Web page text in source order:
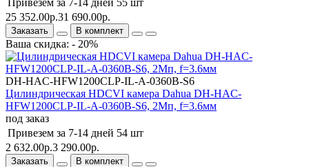
25 352.00р.31 690.00р.
Заказать В комплект
Ваша скидка: - 20%
DH-HAC-HFW1200CLP-IL-A-0360B-S6
Цилиндрическая HDCVI камера Dahua DH-HAC-
HFW1200CLP-IL-A-0360B-S6, 2Мп, f=3.6мм
под заказ
Привезем за 7-14 дней 54 шт
2 632.00р.3 290.00р.
Заказать В комплект